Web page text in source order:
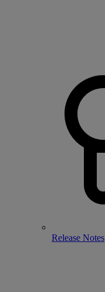
Release Notes